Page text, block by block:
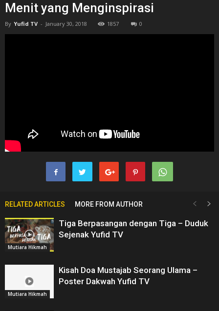
Menit yang Menginspirasi
By Yufid TV - January 30, 2018 1857 0
RELATED ARTICLES MORE FROM AUTHOR
Mutiara Hikmah
Tiga Berpasangan dengan Tiga – Duduk
Sejenak Yufid TV
Mutiara Hikmah
Kisah Doa Mustajab Seorang Ulama –
Poster Dakwah Yufid TV